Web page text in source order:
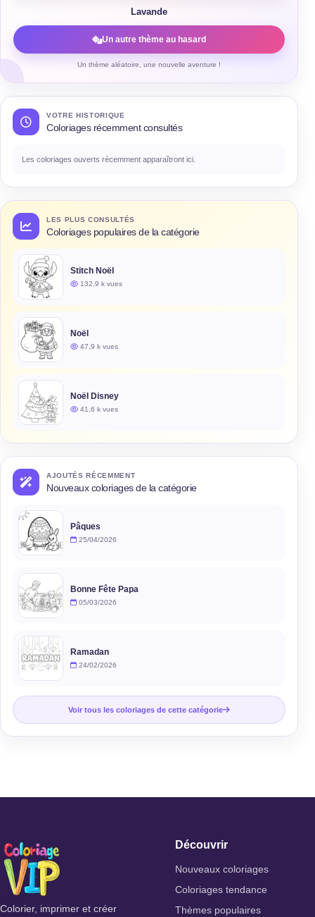
Lavande
Un autre thème au hasard
Un thème aléatoire, une nouvelle aventure !
VOTRE HISTORIQUE
Coloriages récemment consultés
Les coloriages ouverts récemment apparaîtront ici.
LES PLUS CONSULTÉS
Coloriages populaires de la catégorie
Stitch Noël
132,9 k vues
Noël
47,9 k vues
Noël Disney
41,6 k vues
AJOUTÉS RÉCEMMENT
Nouveaux coloriages de la catégorie
Pâques
25/04/2026
Bonne Fête Papa
05/03/2026
Ramadan
24/02/2026
Voir tous les coloriages de cette catégorie
Colorier, imprimer et créer
Découvrir
Nouveaux coloriages
Coloriages tendance
Thèmes populaires